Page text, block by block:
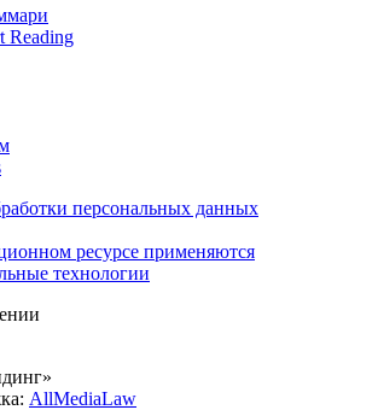
Reading
персональных данных
ресурсе применяются
технологии
AllMediaLaw